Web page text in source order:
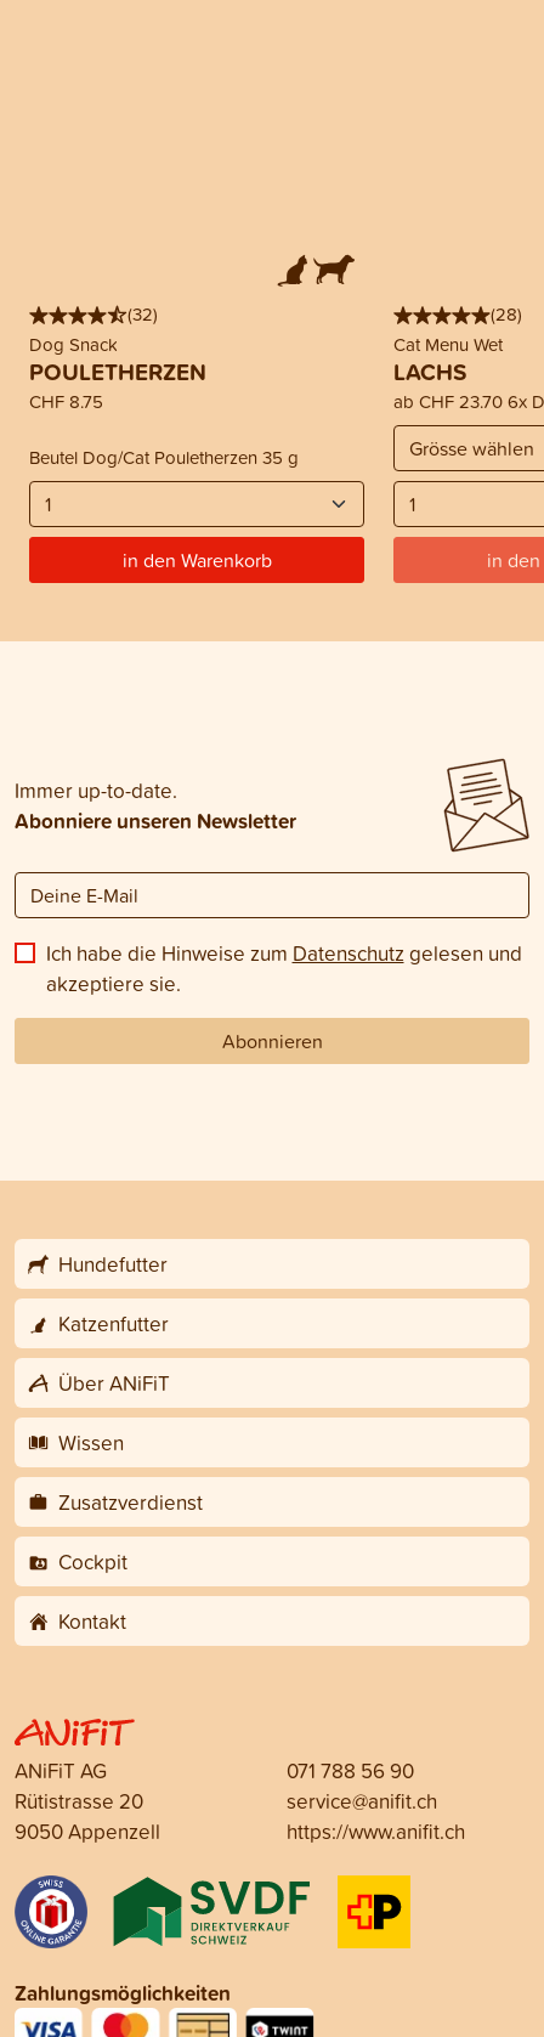
(32)
Dog Snack
POULETHERZEN
CHF 8.75
Beutel Dog/Cat Pouletherzen 35 g
in den Warenkorb
(28)
Cat Menu Wet
LACHS
ab CHF 23.706x
in
Immer up-to-date.
Abonniere unseren Newsletter
Ich habe die Hinweise zum Datenschutz gelesen und
akzeptiere sie.
Abonnieren
Hundefutter
Katzenfutter
Über ANiFiT
Wissen
Zusatzverdienst
Cockpit
Kontakt
ANiFiT AG
Rütistrasse 20
9050 Appenzell
071 788 56 90
service@anifit.ch
https://www.anifit.ch
Zahlungsmöglichkeiten